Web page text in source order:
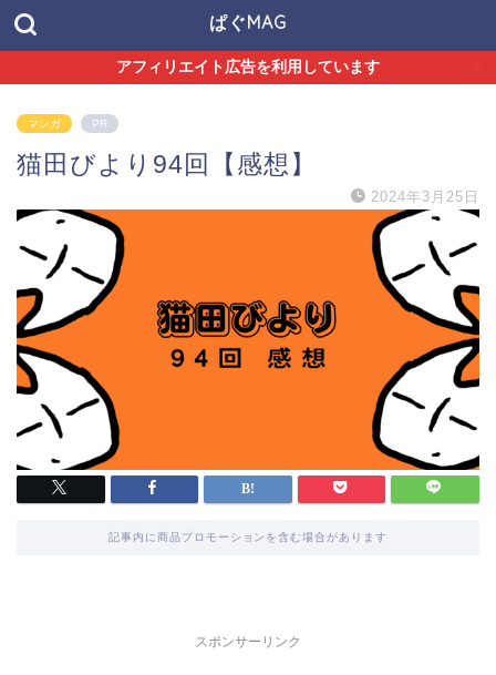
ぱぐMAG
アフィリエイト広告を利用しています
マンガ PR
猫田びより94回【感想】
2024年3月25日
記事内に商品プロモーションを含む場合があります
スポンサーリンク